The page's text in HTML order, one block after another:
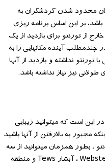
محدود شدن گردشگران به
بر این اساس برنامه ریزی
از تورنتو برای بازدید از یک
آینده مکانهایی را به
نداشته و بازدید از آنها
نیز نیاز نداشته باشد.
این است که میتوانید زیبایی
مجبور به بالارفتن از آنها باشید
، بطور همزمان میتوانید از سه
جاذبه گردشگری بازدید نمایید ، آبشار Webster's ، آبشار Tews و منطقه